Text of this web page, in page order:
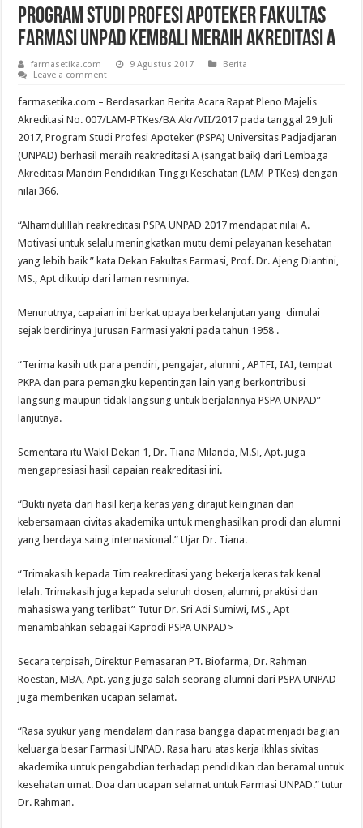
Program Studi Profesi Apoteker Fakultas
Farmasi UNPAD Kembali Meraih Akreditasi A
farmasetika.com 9 Agustus 2017
Berita
Leave a comment
farmasetika.com – Berdasarkan Berita Acara Rapat Pleno Majelis
Akreditasi No. 007/LAM-PTKes/BA Akr/VII/2017 pada tanggal 29 Juli
2017, Program Studi Profesi Apoteker (PSPA) Universitas Padjadjaran
(UNPAD) berhasil meraih reakreditasi A (sangat baik) dari Lembaga
Akreditasi Mandiri Pendidikan Tinggi Kesehatan (LAM-PTKes) dengan
nilai 366.
“Alhamdulillah reakreditasi PSPA UNPAD 2017 mendapat nilai A.
Motivasi untuk selalu meningkatkan mutu demi pelayanan kesehatan
yang lebih baik ” kata Dekan Fakultas Farmasi, Prof. Dr. Ajeng Diantini,
MS., Apt dikutip dari laman resminya.
Menurutnya, capaian ini berkat upaya berkelanjutan yang dimulai
sejak berdirinya Jurusan Farmasi yakni pada tahun 1958 .
“Terima kasih utk para pendiri, pengajar, alumni , APTFI, IAI, tempat
PKPA dan para pemangku kepentingan lain yang berkontribusi
langsung maupun tidak langsung untuk berjalannya PSPA UNPAD”
lanjutnya.
Sementara itu Wakil Dekan 1, Dr. Tiana Milanda, M.Si, Apt. juga
mengapresiasi hasil capaian reakreditasi ini.
“Bukti nyata dari hasil kerja keras yang dirajut keinginan dan
kebersamaan civitas akademika untuk menghasilkan prodi dan alumni
yang berdaya saing internasional.” Ujar Dr. Tiana.
“Trimakasih kepada Tim reakreditasi yang bekerja keras tak kenal
lelah. Trimakasih juga kepada seluruh dosen, alumni, praktisi dan
mahasiswa yang terlibat” Tutur Dr. Sri Adi Sumiwi, MS., Apt
menambahkan sebagai Kaprodi PSPA UNPAD>
Secara terpisah, Direktur Pemasaran PT. Biofarma, Dr. Rahman
Roestan, MBA, Apt. yang juga salah seorang alumni dari PSPA UNPAD
juga memberikan ucapan selamat.
“Rasa syukur yang mendalam dan rasa bangga dapat menjadi bagian
keluarga besar Farmasi UNPAD. Rasa haru atas kerja ikhlas sivitas
akademika untuk pengabdian terhadap pendidikan dan beramal untuk
kesehatan umat. Doa dan ucapan selamat untuk Farmasi UNPAD.” tutur
Dr. Rahman.